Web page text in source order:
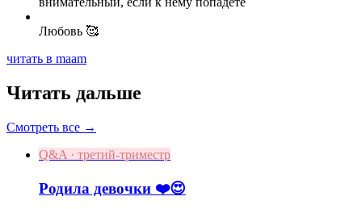
Любовь 🥰
читать в maam
Читать дальше
Смотреть все →
Q&A · третий-триместр
Родила девочки ❤️😍